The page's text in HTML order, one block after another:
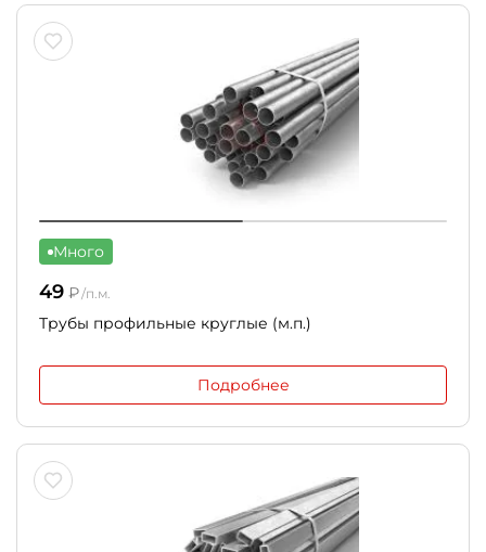
Много
49 ₽/п.м.
Трубы профильные круглые (м.п.)
Подробнее